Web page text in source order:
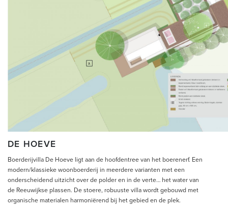
DE HOEVE
Boerderijvilla De Hoeve ligt aan de hoofdentree van het boerenerf. Een
modern/klassieke woonboerderij in meerdere varianten met een
onderscheidend uitzicht over de polder en in de verte… het water van
de Reeuwijkse plassen. De stoere, robuuste villa wordt gebouwd met
organische materialen harmoniërend bij het gebied en de plek.